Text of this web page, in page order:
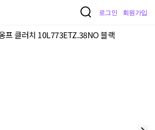
로그인 회원가입